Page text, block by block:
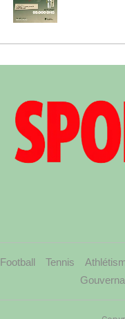
Football Tennis